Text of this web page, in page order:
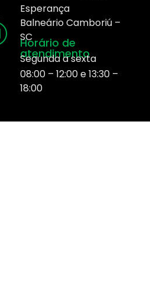
Esperança
Balneário Camboriú –
SC
Horário de
atendimento
Segunda a sexta
08:00 – 12:00 e 13:30 –
18:00